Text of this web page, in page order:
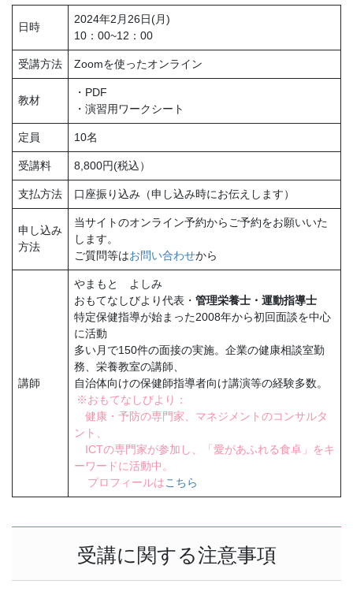
日時
2024年2月26日(月)
10：00~12：00
受講方法 Zoomを使ったオンライン
教材
・PDF
・演習用ワークシート
定員 10名
受講料 8,800円(税込）
支払方法 口座振り込み（申し込み時にお伝えします）
申し込み
方法
当サイトのオンライン予約からご予約をお願いいた
します。
ご質問等はお問い合わせから
講師
やまもと よしみ
おもてなしびより代表・ 管理栄養士・運動指導士
特定保健指導が始まった2008年から初回面談を中心
に活動
多い月で150件の面接の実施。企業の健康相談室勤
務、栄養教室の講師、
自治体向けの保健師指導者向け講演等の経験多数。
※おもてなしびより：
健康・予防の専門家、マネジメントのコンサルタ
ント、
ICTの専門家が参加し、「愛があふれる食卓」をキ
ーワードに活動中。
プロフィールはこちら
受講に関する注意事項